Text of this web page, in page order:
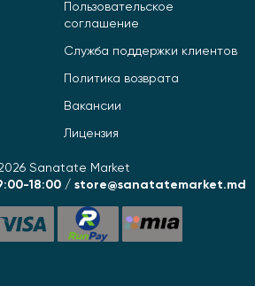
Пользовательское
соглашение
Служба поддержки клиентов
Политика возврата
Вакансии
Лицензия
Sanatate Market
18:00 / store@sanatatemarket.md